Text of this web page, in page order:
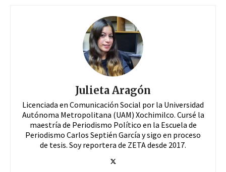
Julieta Aragón
Licenciada en Comunicación Social por la Universidad
Autónoma Metropolitana (UAM) Xochimilco. Cursé la
maestría de Periodismo Político en la Escuela de
Periodismo Carlos Septién García y sigo en proceso
de tesis. Soy reportera de ZETA desde 2017.